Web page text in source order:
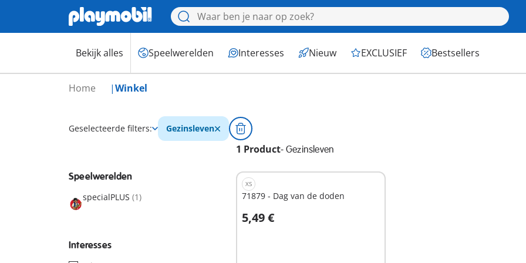
Bekijk alles Speelwerelden Interesses Nieuw EXCLUSIEF Bestsellers
Home Winkel
Geselecteerde filters: Gezinsleven
1 Product- Gezinsleven
Speelwerelden
specialPLUS (1)
Interesses
XS
71879 - Dag van de doden
5,49 €
In winkelwagen